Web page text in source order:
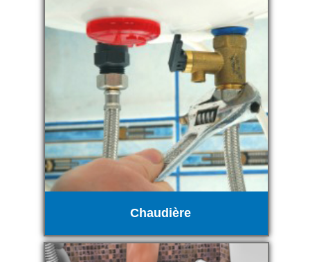
Chaudière